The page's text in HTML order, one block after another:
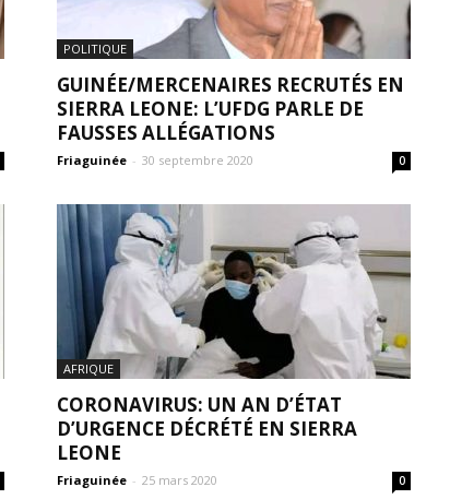
POLITIQUE
GUINÉE/MERCENAIRES RECRUTÉS EN
SIERRA LEONE: L’UFDG PARLE DE
FAUSSES ALLÉGATIONS
Friaguinée - 30 septembre 2020 0
AFRIQUE
CORONAVIRUS: UN AN D’ÉTAT
D’URGENCE DÉCRÉTÉ EN SIERRA
LEONE
Friaguinée - 25 mars 2020 0